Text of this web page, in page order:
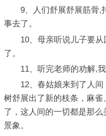
9、人们舒展舒展筋骨,
事去了。
10、母亲听说儿子要从
了。
11、听完老师的劝解,我
12、春姑娘来到了人间
树舒展出了新的枝条，麻
了，这人间的一切都是那
景象。